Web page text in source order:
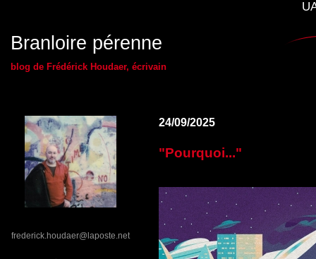
Branloire pérenne
blog de Frédérick Houdaer, écrivain
frederick.houdaer@laposte.net
24/09/2025
"Pourquoi..."